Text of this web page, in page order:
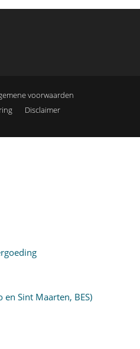
voorwaarden
Disclaimer
en Sint Maarten, BES)